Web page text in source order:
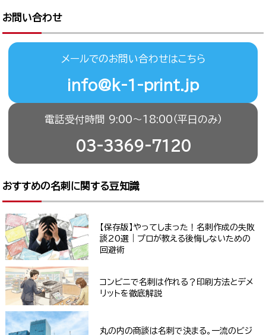
お問い合わせ
メールでのお問い合わせはこちら
info@k-1-print.jp
電話受付時間 9:00〜18:00（平日のみ）
03-3369-7120
おすすめの名刺に関する豆知識
【保存版】やってしまった！名刺作成の失敗
談20選｜プロが教える後悔しないための
回避術
コンビニで名刺は作れる？印刷方法とデメ
リットを徹底解説
丸の内の商談は名刺で決まる。一流のビジ